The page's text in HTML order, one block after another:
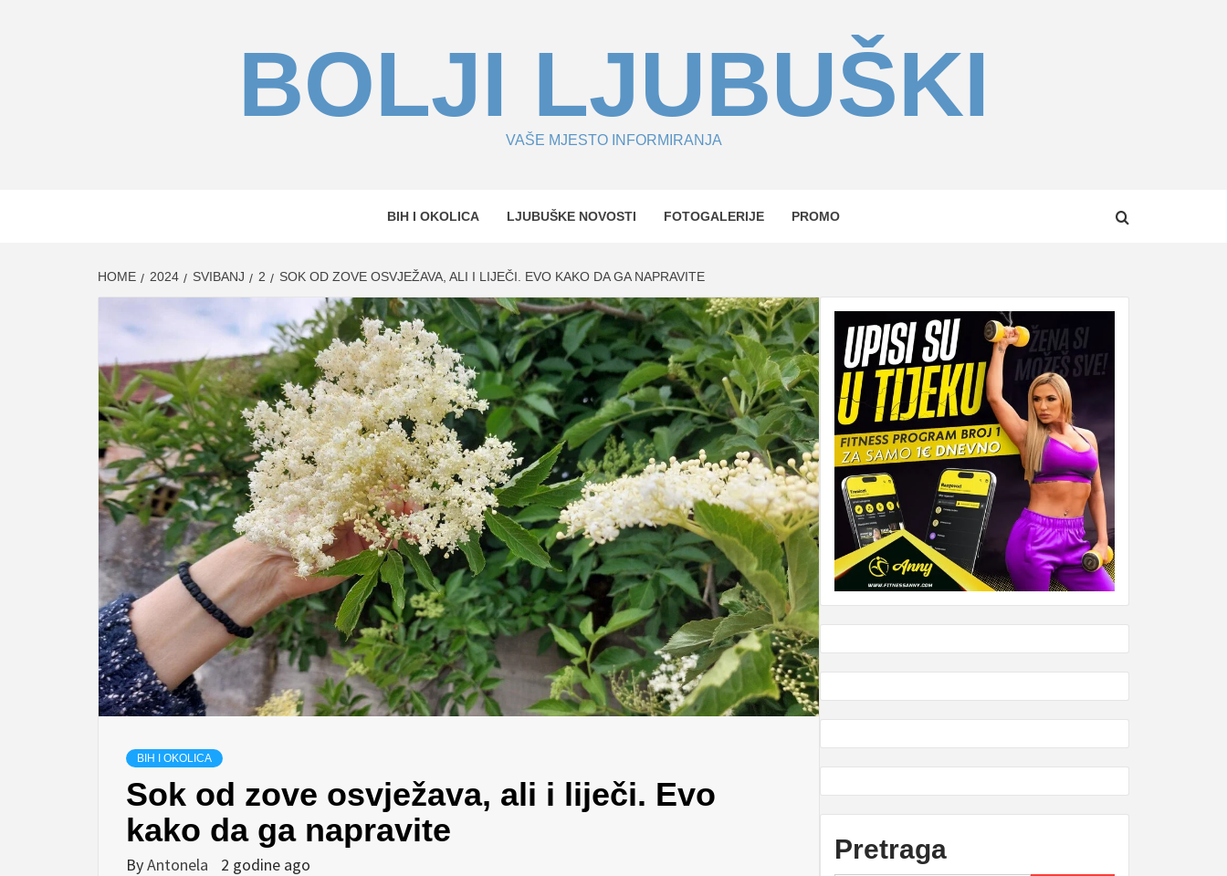
BOLJI LJUBUŠKI
VAŠE MJESTO INFORMIRANJA
BIH I OKOLICA LJUBUŠKE NOVOSTI FOTOGALERIJE PROMO
HOME 2024 SVIBANJ 2 SOK OD ZOVE OSVJEŽAVA, ALI I LIJEČI. EVO KAKO DA GA NAPRAVITE
BIH I OKOLICA
Sok od zove osvježava, ali i liječi. Evo
kako da ga napravite
ByAntonela 2 godine ago
Pretraga